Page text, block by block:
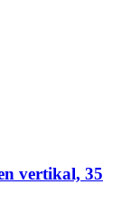
vertikal, 35